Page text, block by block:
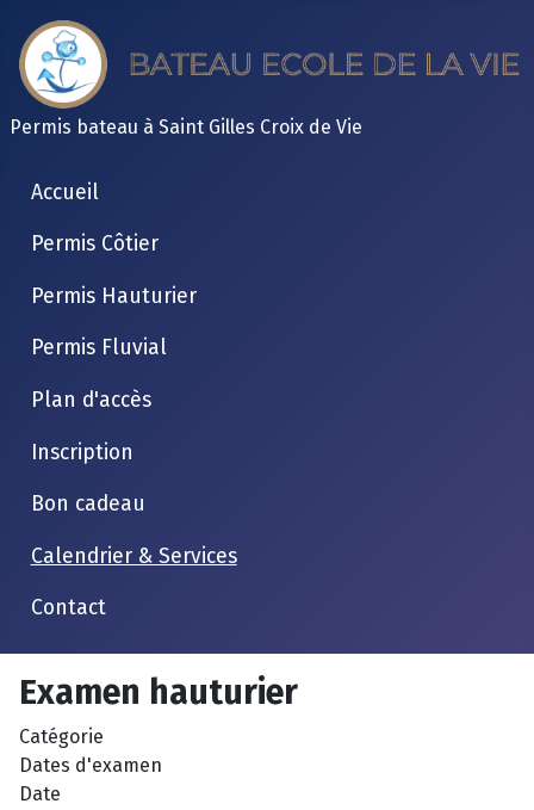
Permis bateau à Saint Gilles Croix de Vie
Accueil
Permis Côtier
Permis Hauturier
Permis Fluvial
Plan d'accès
Inscription
Bon cadeau
Calendrier & Services
Contact
Examen hauturier
Catégorie
Dates d'examen
Date